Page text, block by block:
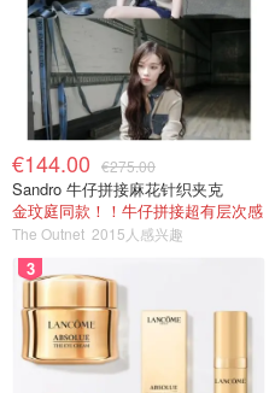
€144.00 €275.00
Sandro 牛仔拼接麻花针织夹克
金玟庭同款！！牛仔拼接超有层次感
The Outnet 2015人感兴趣
3